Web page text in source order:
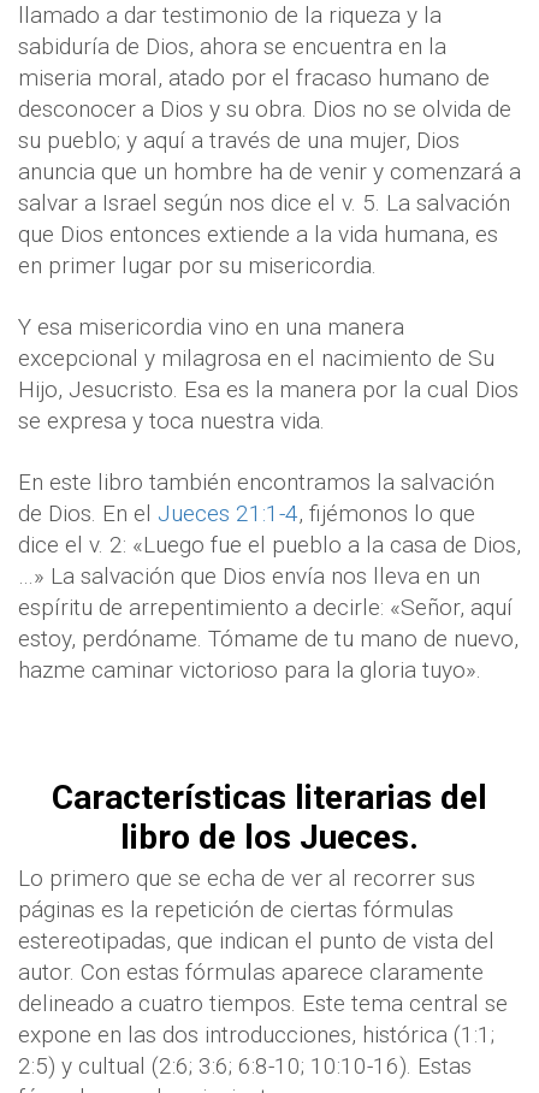
llamado a dar testimonio de la riqueza y la
sabiduría de Dios, ahora se encuentra en la
miseria moral, atado por el fracaso humano de
desconocer a Dios y su obra. Dios no se olvida de
su pueblo; y aquí a través de una mujer, Dios
anuncia que un hombre ha de venir y comenzará a
salvar a Israel según nos dice el v. 5. La salvación
que Dios entonces extiende a la vida humana, es
en primer lugar por su misericordia.
Y esa misericordia vino en una manera
excepcional y milagrosa en el nacimiento de Su
Hijo, Jesucristo. Esa es la manera por la cual Dios
se expresa y toca nuestra vida.
En este libro también encontramos la salvación
de Dios. En el Jueces 21:1-4, fijémonos lo que
dice el v. 2: «Luego fue el pueblo a la casa de Dios,
…» La salvación que Dios envía nos lleva en un
espíritu de arrepentimiento a decirle: «Señor, aquí
estoy, perdóname. Tómame de tu mano de nuevo,
hazme caminar victorioso para la gloria tuyo».
Características literarias del
libro de los Jueces.
Lo primero que se echa de ver al recorrer sus
páginas es la repetición de ciertas fórmulas
estereotipadas, que indican el punto de vista del
autor. Con estas fórmulas aparece claramente
delineado a cuatro tiempos. Este tema central se
expone en las dos introducciones, histórica (1:1;
2:5) y cultual (2:6; 3:6; 6:8-10; 10:10-16). Estas